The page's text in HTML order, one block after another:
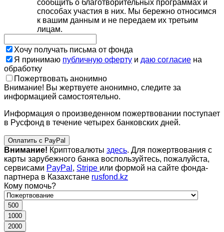
сообщить о благотворительных программах и
способах участия в них. Мы бережно относимся
к вашим данным и не передаем их третьим
лицам.
Хочу получать письма от фонда
Я принимаю публичную оферту и даю согласие на
обработку
Пожертвовать анонимно
Внимание! Вы жертвуете анонимно, следите за
информацией самостоятельно.
Информация о произведенном пожертвовании поступает
в Русфонд в течение четырех банковских дней.
Оплатить с PayPal
Внимание! Криптовалюты здесь. Для пожертвования с
карты зарубежного банка воспользуйтесь, пожалуйста,
сервисами PayPal , Stripe или формой на сайте фонда-
партнера в Казахстане rusfond.kz
Кому помочь?
500
1000
2000